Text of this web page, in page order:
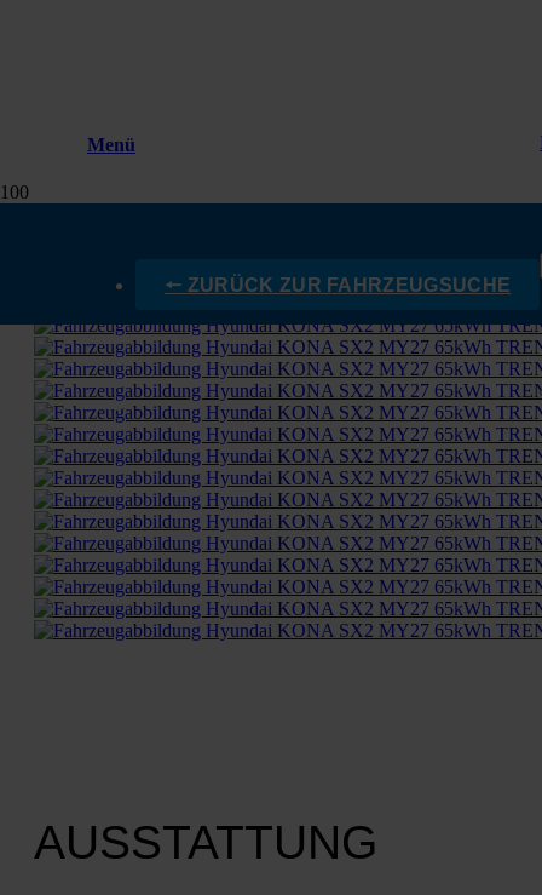
Menü
🠔 ZURÜCK ZUR FAHRZEUGSUCHE
AUSSTATTUNG